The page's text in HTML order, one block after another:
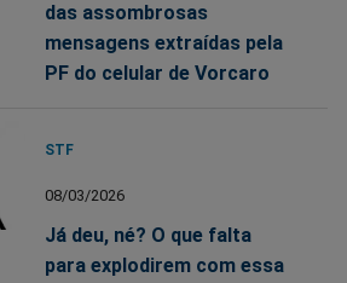
das assombrosas
mensagens extraídas pela
PF do celular de Vorcaro
STF
08/03/2026
Já deu, né? O que falta
para explodirem com essa